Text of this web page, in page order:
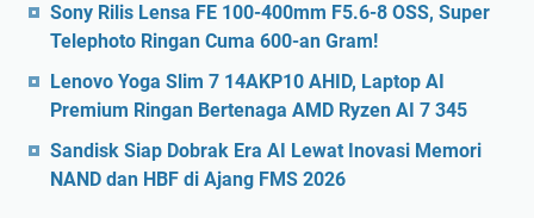
Sony Rilis Lensa FE 100-400mm F5.6-8 OSS, Super
Telephoto Ringan Cuma 600-an Gram!
Lenovo Yoga Slim 7 14AKP10 AHID, Laptop AI
Premium Ringan Bertenaga AMD Ryzen AI 7 345
Sandisk Siap Dobrak Era AI Lewat Inovasi Memori
NAND dan HBF di Ajang FMS 2026